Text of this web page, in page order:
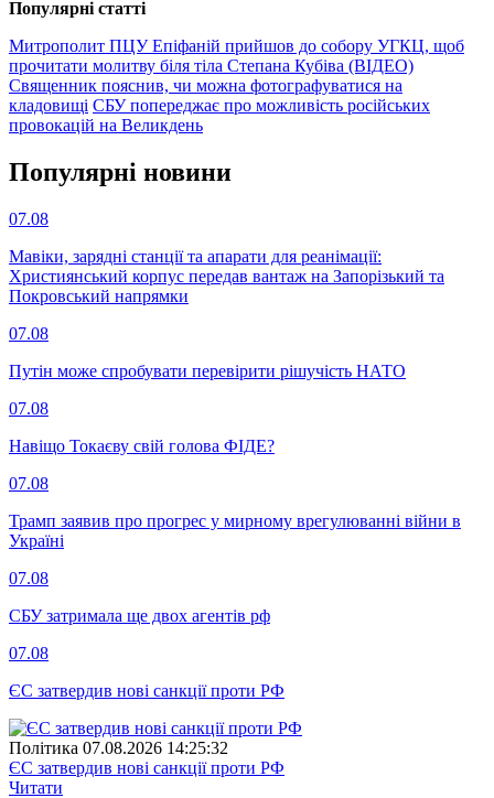
Популярнi статтi
Митрополит ПЦУ Епіфаній прийшов до собору УГКЦ, щоб
прочитати молитву біля тіла Степана Кубіва (ВІДЕО)
Священник пояснив, чи можна фотографуватися на
кладовищі СБУ попереджає про можливість російських
провокацій на Великдень
Популярнi новини
07.08
Мавіки, зарядні станції та апарати для реанімації:
Християнський корпус передав вантаж на Запорізький та
Покровський напрямки
07.08
Путін може спробувати перевірити рішучість НАТО
07.08
Навіщо Токаєву свій голова ФІДЕ?
07.08
Трамп заявив про прогрес у мирному врегулюванні війни в
Україні
07.08
СБУ затримала ще двох агентів рф
07.08
ЄС затвердив нові санкції проти РФ
Полiтика 07.08.2026 14:25:32
ЄС затвердив нові санкції проти РФ
Читати